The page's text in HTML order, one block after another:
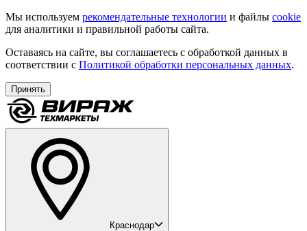
Мы используем рекомендательные технологии и файлы cookie
для аналитики и правильной работы сайта.
Оставаясь на сайте, вы соглашаетесь с обработкой данных в
соответствии с Политикой обработки персональных данных.
Принять
Краснодар